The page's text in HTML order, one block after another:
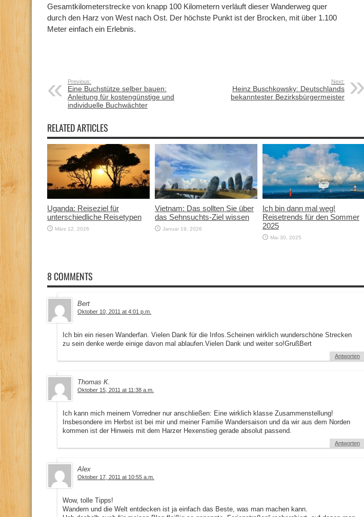
Gesamtkilometerstrecke von knapp 100 Kilometern verläuft dieser Wanderweg quer
durch den Harz von West nach Ost. Der höchste Punkt ist der Brocken, mit über 1.100
Meter einfach ein Erlebnis.
Previous:
Eine Buchstütze selber bauen:
Anleitung für kostengünstige und
individuelle Buchwächter
Next:
Heinz Buschkowsky: Deutschlands
bekanntester Bezirksbürgermeister
RELATED ARTICLES
Uganda: Reiseziel für
unterschiedliche Reisetypen
März 12, 2026
Vietnam: Das sollten Sie über
das Sehnsuchts-Ziel wissen
Januar 19, 2026
Ich bin dann mal weg!
Reisetrends für den Sommer
2025
Mai 30, 2025
8 COMMENTS
Bert
Oktober 10, 2011 at 4:01 p.m.
Ich bin ein riesen Wanderfan. Vielen Dank für die Infos.Scheinen wirklich wunderschöne Strecken
zu sein denke werde einige davon mal ablaufen.Vielen Dank und weiter so!GrußBert
Antworten
Thomas K.
Oktober 15, 2011 at 11:38 a.m.
Ich kann mich meinem Vorredner nur anschließen: Eine wirklich klasse Zusammenstellung!
Insbesondere im Herbst ist bei mir und meiner Familie Wandersaison und da wir aus dem Norden
kommen ist der Hinweis mit dem Harzer Hexenstieg gerade absolut passend.
Antworten
Alex
Oktober 17, 2011 at 10:55 a.m.
Wow, tolle Tipps!
Wandern und die Welt entdecken ist ja einfach das Beste, was man machen kann.